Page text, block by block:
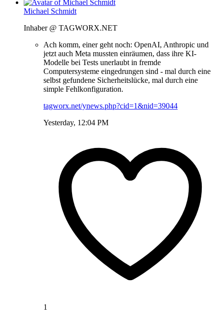
Michael Schmidt
Inhaber @ TAGWORX.NET
Ach komm, einer geht noch: OpenAI, Anthropic und
jetzt auch Meta mussten einräumen, dass ihre KI-
Modelle bei Tests unerlaubt in fremde
Computersysteme eingedrungen sind - mal durch eine
selbst gefundene Sicherheitslücke, mal durch eine
simple Fehlkonfiguration.
tagworx.net/ynews.php?cid=1&nid=39044
Yesterday, 12:04 PM
1